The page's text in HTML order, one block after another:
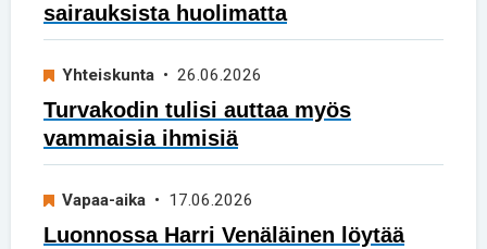
sairauksista huolimatta
Yhteiskunta • 26.06.2026
Turvakodin tulisi auttaa myös
vammaisia ihmisiä
Vapaa-aika • 17.06.2026
Luonnossa Harri Venäläinen löytää